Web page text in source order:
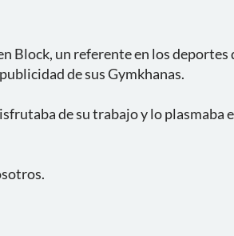
Block, un referente en los deportes
de sus Gymkhanas.
de su trabajo y lo plasmaba